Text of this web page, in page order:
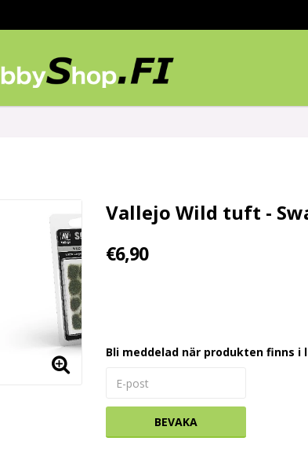
Vallejo Wild tuft -
€6,90
Bli meddelad när produkten finns i
BEVAKA